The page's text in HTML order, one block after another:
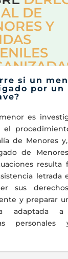
DE
Y
si un
por un
es
el
de Menores
de
resulta
letrada
sus
y preparar
adaptada
personales